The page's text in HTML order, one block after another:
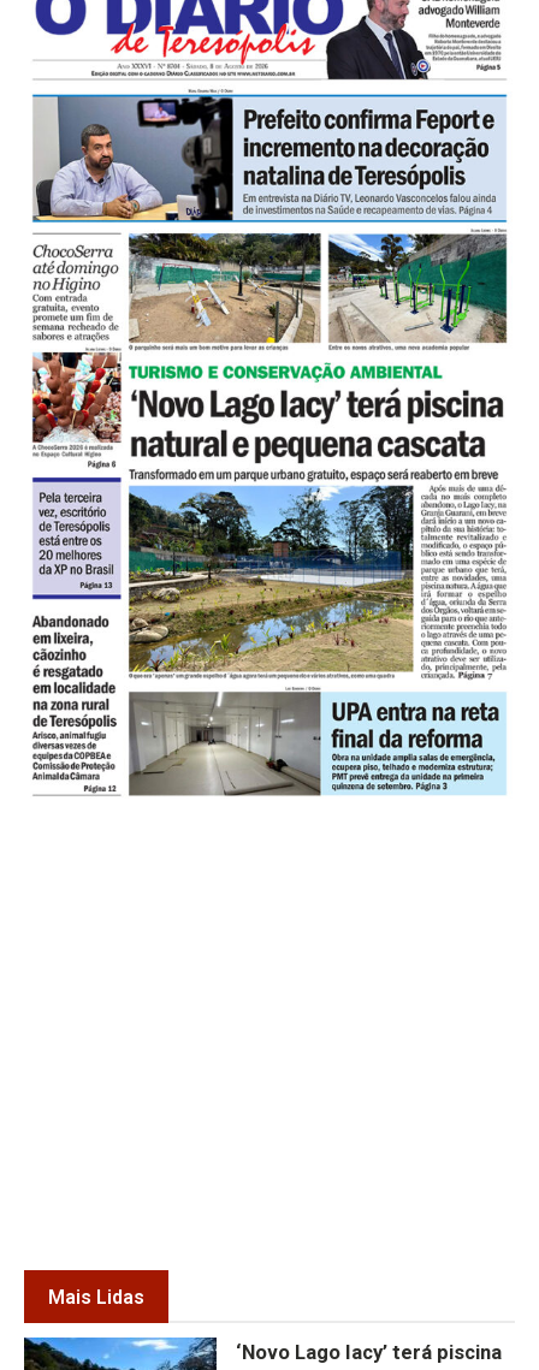
Mais Lidas
‘Novo Lago Iacy’ terá piscina